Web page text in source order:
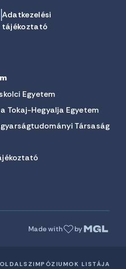
Adatkezelési
tájékoztató
Egyetem
Tokaj-Hegyalja Egyetem
Társaság
Made with by
SZIMPÓZIUMOK LISTÁJA